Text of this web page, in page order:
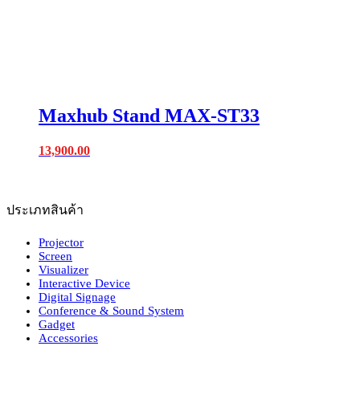
Maxhub Stand MAX-ST33
13,900.00
ประเภทสินค้า
Projector
Screen
Visualizer
Interactive Device
Digital Signage
Conference & Sound System
Gadget
Accessories